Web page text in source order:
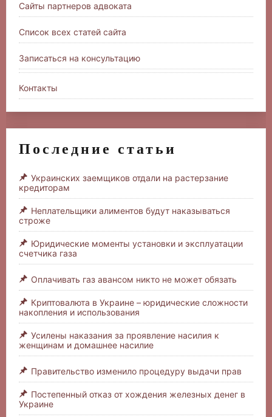
Сайты партнеров адвоката
Список всех статей сайта
Записаться на консультацию
Контакты
Последние статьи
Украинских заемщиков отдали на растерзание
кредиторам
Неплательщики алиментов будут наказываться
строже
Юридические моменты установки и эксплуатации
счетчика газа
Оплачивать газ авансом никто не может обязать
Криптовалюта в Украине – юридические сложности
накопления и использования
Усилены наказания за проявление насилия к
женщинам и домашнее насилие
Правительство изменило процедуру выдачи прав
Постепенный отказ от хождения железных денег в
Украине